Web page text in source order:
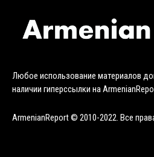
Любое использование материалов
наличии гиперссылки на
ArmenianReport © 2010-2022. Все